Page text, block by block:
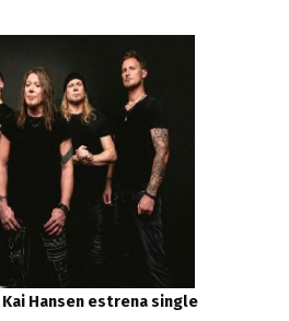
Hansen estrena single